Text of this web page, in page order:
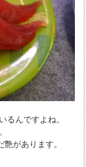
るんですよね。
があります。